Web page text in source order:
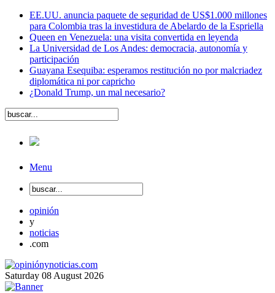
EE.UU. anuncia paquete de seguridad de US$1.000 millones
para Colombia tras la investidura de Abelardo de la Espriella
Queen en Venezuela: una visita convertida en leyenda
La Universidad de Los Andes: democracia, autonomía y
participación
Guayana Esequiba: esperamos restitución no por malcriadez
diplomática ni por capricho
¿Donald Trump, un mal necesario?
Menu
opinión
y
noticias
.com
Saturday 08 August 2026